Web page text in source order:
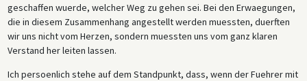
geschaffen wuerde, welcher Weg zu gehen sei. Bei den Erwaegungen,
die in diesem Zusammenhang angestellt werden muessten, duerften
wir uns nicht vom Herzen, sondern muessten uns vom ganz klaren
Verstand her leiten lassen.
Ich persoenlich stehe auf dem Standpunkt, dass, wenn der Fuehrer mit